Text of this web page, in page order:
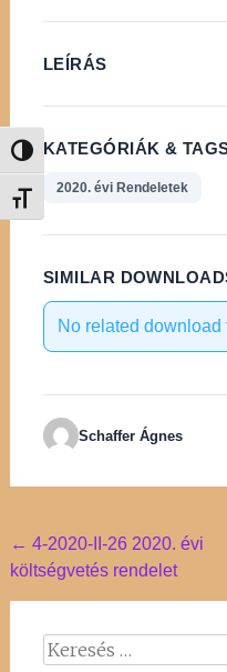
Nagy kontraszt váltása
Betűméret váltása
LEÍRÁS
KATEGÓRIÁK &
2020. évi Rendeletek
SIMILAR
No related download
Schaffer Ágnes
Post
navigation
← 4-2020-II-26 2020. évi
költségvetés rendelet
Keresés: